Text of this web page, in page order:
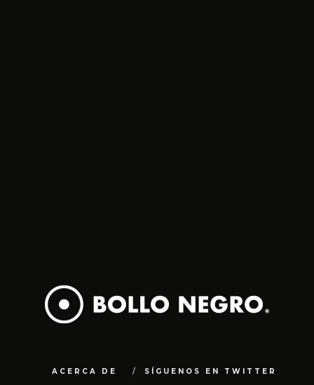
ACERCA DE SÍGUENOS EN TWITTER